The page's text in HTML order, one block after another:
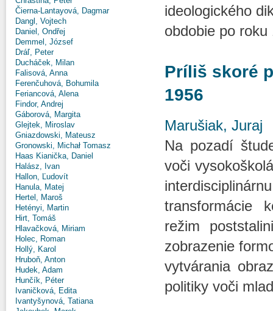
Čierna-Lantayová, Dagmar
Dangl, Vojtech
Daniel, Ondřej
Demmel, József
Dráľ, Peter
Ducháček, Milan
Falisová, Anna
Ferenčuhová, Bohumila
Feriancová, Alena
Findor, Andrej
Gáborová, Margita
Glejtek, Miroslav
Gniazdowski, Mateusz
Gronowski, Michał Tomasz
Haas Kianička, Daniel
Halász, Ivan
Hallon, Ľudovít
Hanula, Matej
Hertel, Maroš
Hetényi, Martin
Hirt, Tomáš
Hlavačková, Miriam
Holec, Roman
Hollý, Karol
Hruboň, Anton
Hudek, Adam
Hunčík, Péter
Ivaničková, Edita
Ivantyšynová, Tatiana
ideologického
obdobie po
Príliš skoré
1956
Marušiak, Juraj
Na pozadí
voči
transformácie
režim
zobrazenie
vytvárania
politiky voči